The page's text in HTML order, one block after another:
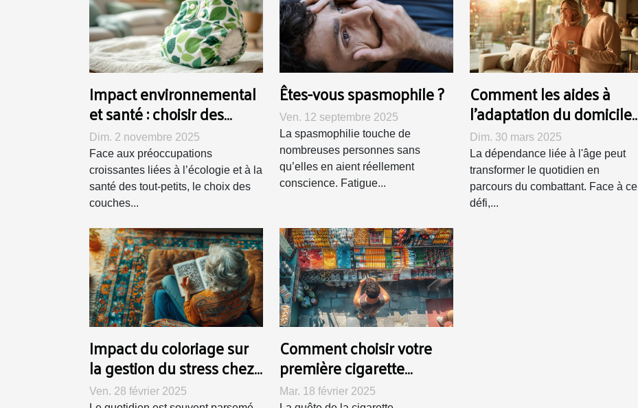
Impact environnemental
et santé : choisir des
couches durables
Dim. 2 novembre 2025
Face aux préoccupations
croissantes liées à l’écologie et à la
santé des tout-petits, le choix des
couches...
Êtes-vous spasmophile ?
Ven. 12 septembre 2025
La spasmophilie touche de
nombreuses personnes sans
qu’elles en aient réellement
conscience. Fatigue...
Comment les aides à
l'adaptation du domicile
bénéficient-elles aux
seniors ?
Dim. 30 mars 2025
La dépendance liée à l'âge peut
transformer le quotidien en
parcours du combattant. Face à ce
défi,...
Impact du coloriage sur
la gestion du stress chez
les personnes âgées
Ven. 28 février 2025
Comment choisir votre
première cigarette
électronique à petit prix
Mar. 18 février 2025